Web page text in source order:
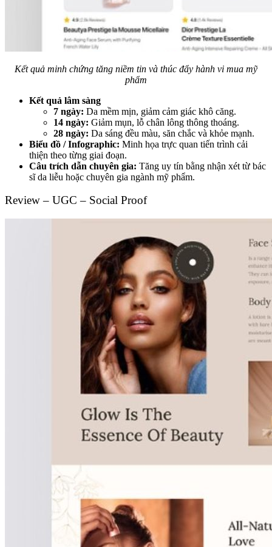
Kết quả minh chứng tăng niềm tin và thúc đẩy hành vi mua mỹ
phẩm
Kết quả lâm sàng
7 ngày: Da mềm mịn, giảm cảm giác khô căng.
14 ngày: Giảm mụn, lỗ chân lông thông thoáng.
28 ngày: Da sáng đều màu, săn chắc và khỏe mạnh.
Biểu đồ / Infographic: Minh họa trực quan tiến trình cải
thiện theo từng giai đoạn.
Câu trích dẫn chuyên gia: Tăng uy tín bằng nhận xét từ bác
sĩ da liễu hoặc chuyên gia ngành mỹ phẩm.
Review – UGC – Social Proof